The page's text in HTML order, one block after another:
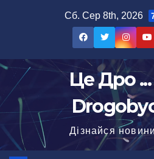
Сб. Сер 8th, 2026
Це Дро
Дізнайся